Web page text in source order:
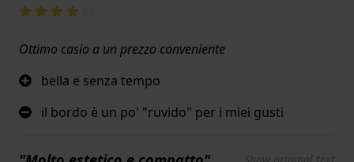
Ottimo casio a un prezzo conveniente
bella e senza tempo
il bordo è un po' "ruvido" per i miei gusti